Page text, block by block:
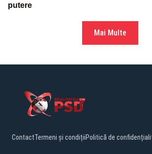
putere
Mai Multe
ContactTermeni și condițiiPolitică de